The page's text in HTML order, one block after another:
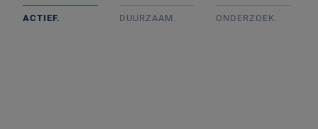
ACTIEF. DUURZAAM. ONDERZOEK.